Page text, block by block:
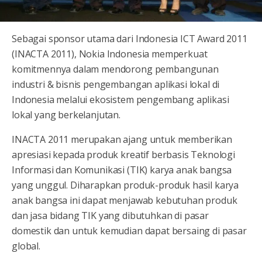
Sebagai sponsor utama dari Indonesia ICT Award 2011
(INACTA 2011), Nokia Indonesia memperkuat
komitmennya dalam mendorong pembangunan
industri & bisnis pengembangan aplikasi lokal di
Indonesia melalui ekosistem pengembang aplikasi
lokal yang berkelanjutan.
INACTA 2011 merupakan ajang untuk memberikan
apresiasi kepada produk kreatif berbasis Teknologi
Informasi dan Komunikasi (TIK) karya anak bangsa
yang unggul. Diharapkan produk-produk hasil karya
anak bangsa ini dapat menjawab kebutuhan produk
dan jasa bidang TIK yang dibutuhkan di pasar
domestik dan untuk kemudian dapat bersaing di pasar
global.